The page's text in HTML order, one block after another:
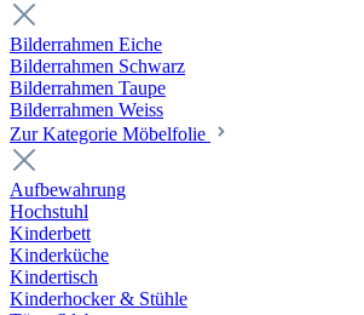
Bilderrahmen Eiche
Bilderrahmen Schwarz
Bilderrahmen Taupe
Bilderrahmen Weiss
Zur Kategorie Möbelfolie
Aufbewahrung
Hochstuhl
Kinderbett
Kinderküche
Kindertisch
Kinderhocker & Stühle